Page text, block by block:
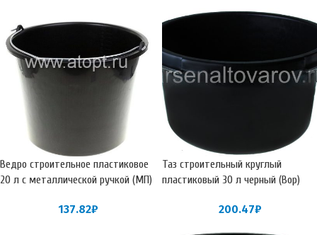
Ведро строительное пластиковое
20 л с металлической ручкой (МП)
137.82₽
Таз строительный круглый
пластиковый 30 л черный (Вор)
200.47₽